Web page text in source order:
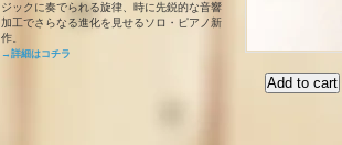
ジックに奏でられる旋律、時に先鋭的な音響
加工でさらなる進化を見せるソロ・ピアノ新
作。
→詳細はコチラ